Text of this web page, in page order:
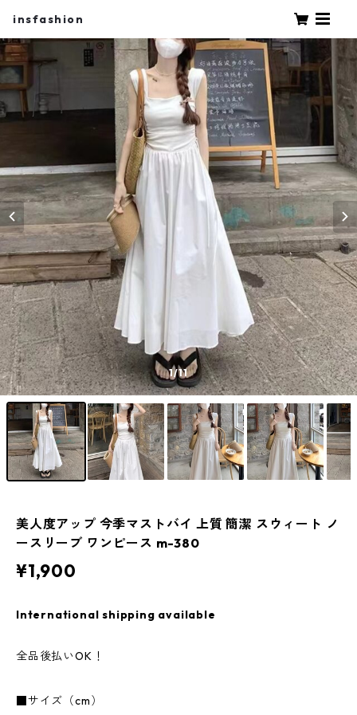
insfashion
1/11
美人度アップ 今季マストバイ 上質 簡潔 スウィート ノ
ースリーブ ワンピース m-380
¥1,900
International shipping available
全品後払いOK！
■サイズ（cm）